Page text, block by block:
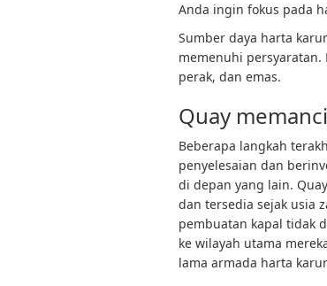
Anda ingin fokus pada
Sumber daya harta
memenuhi persyaratan.
perak, dan emas.
Quay
Beberapa langkah
penyelesaian dan
di depan yang lain.
dan tersedia sejak usia
pembuatan kapal tidak
ke wilayah utama
lama armada harta